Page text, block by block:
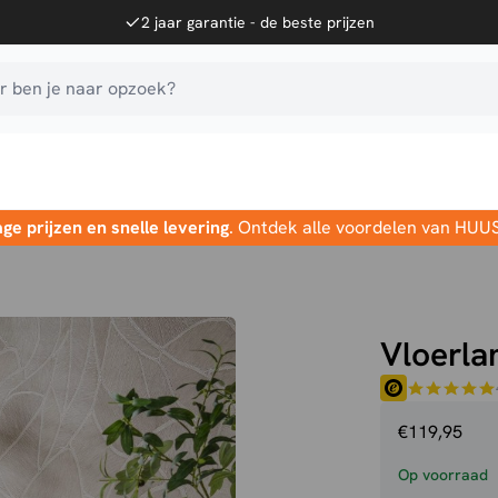
2 jaar garantie - de beste prijzen
ben je naar opzoek?
prijzen en snelle levering. Ontdek alle voordelen van
€119,95
Op voorraad